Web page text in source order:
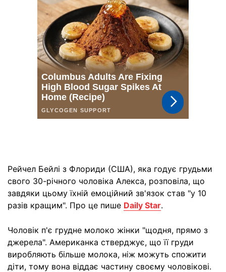
Рейчел Бейлі з Флориди (США), яка годує грудьми
свого 30-річного чоловіка Алекса, розповіла, що
завдяки цьому їхній емоційний зв'язок став "у 10
разів кращим". Про це пише Daily Star.
Чоловік п'є грудне молоко жінки "щодня, прямо з
джерела". Американка стверджує, що її груди
виробляють більше молока, ніж можуть спожити
діти, тому вона віддає частину своєму чоловікові.